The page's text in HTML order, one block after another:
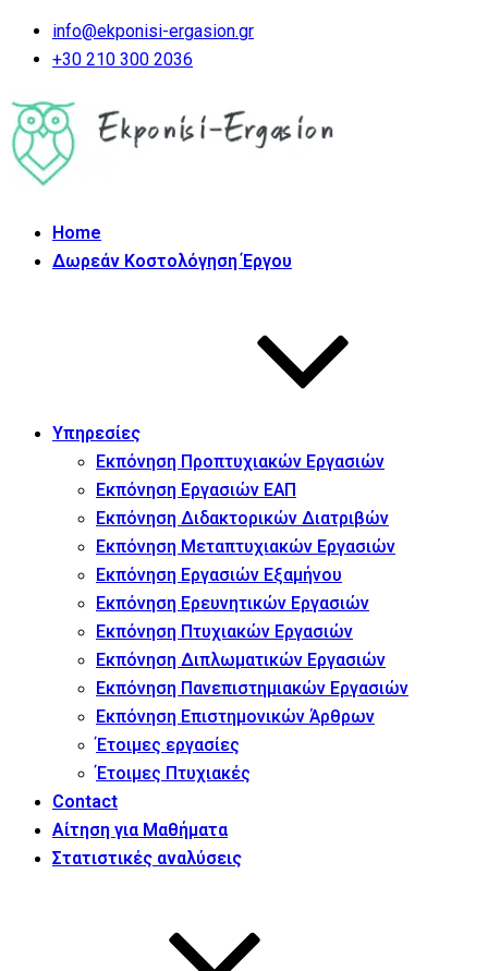
info@ekponisi-ergasion.gr
+30 210 300 2036
Home
Δωρεάν Κοστολόγηση Έργου
Υπηρεσίες
Εκπόνηση Προπτυχιακών Εργασιών
Εκπόνηση Εργασιών ΕΑΠ
Εκπόνηση Διδακτορικών Διατριβών
Εκπόνηση Μεταπτυχιακών Εργασιών
Εκπόνηση Εργασιών Εξαμήνου
Εκπόνηση Ερευνητικών Εργασιών
Εκπόνηση Πτυχιακών Εργασιών
Εκπόνηση Διπλωματικών Εργασιών
Εκπόνηση Πανεπιστημιακών Εργασιών
Εκπόνηση Επιστημονικών Άρθρων
Έτοιμες εργασίες
Έτοιμες Πτυχιακές
Contact
Αίτηση για Μαθήματα
Στατιστικές αναλύσεις